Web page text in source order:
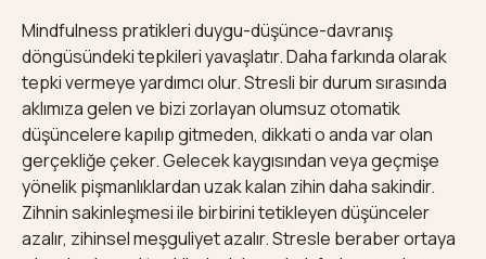
Mindfulness pratikleri duygu-düşünce-davranış
döngüsündeki tepkileri yavaşlatır. Daha farkında olarak
tepki vermeye yardımcı olur. Stresli bir durum sırasında
aklımıza gelen ve bizi zorlayan olumsuz otomatik
düşüncelere kapılıp gitmeden, dikkati o anda var olan
gerçekliğe çeker. Gelecek kaygısından veya geçmişe
yönelik pişmanlıklardan uzak kalan zihin daha sakindir.
Zihnin sakinleşmesi ile birbirini tetikleyen düşünceler
azalır, zihinsel meşguliyet azalır. Stresle beraber ortaya